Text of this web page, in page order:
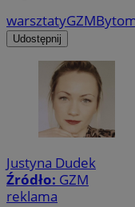
warsztatyGZM
Udostępnij
Justyna Dudek
Źródło: GZM
reklama